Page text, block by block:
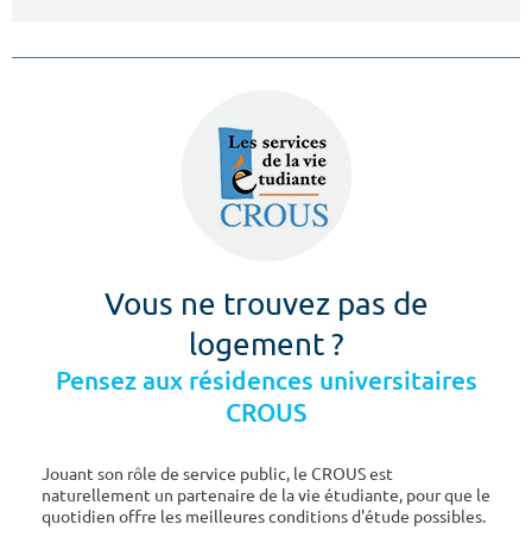
Vous ne trouvez pas de
logement ?
Pensez aux résidences universitaires
CROUS
Jouant son rôle de service public, le CROUS est
naturellement un partenaire de la vie étudiante, pour que le
quotidien offre les meilleures conditions d'étude possibles.